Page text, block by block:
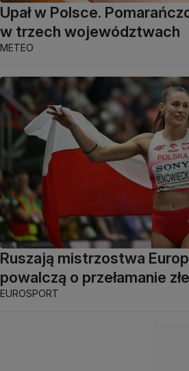
Upał w Polsce.
w trzech województwach
METEO
Ruszają mistrzostwa
powalczą o przełamanie
EUROSPORT